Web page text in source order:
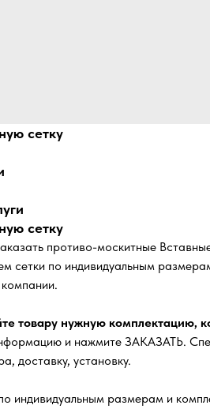
сетку
сетку
противо-москитные
сетки по индивидуальным
товару нужную комплектацию,
и нажмите ЗАКАЗАТЬ.
доставку, установку.
индивидуальным размерам и